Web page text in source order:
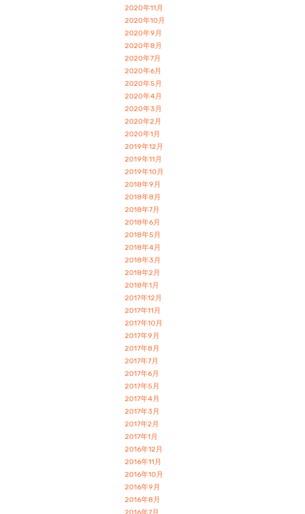
2020年11月
2020年10月
2020年9月
2020年8月
2020年7月
2020年6月
2020年5月
2020年4月
2020年3月
2020年2月
2020年1月
2019年12月
2019年11月
2019年10月
2018年9月
2018年8月
2018年7月
2018年6月
2018年5月
2018年4月
2018年3月
2018年2月
2018年1月
2017年12月
2017年11月
2017年10月
2017年9月
2017年8月
2017年7月
2017年6月
2017年5月
2017年4月
2017年3月
2017年2月
2017年1月
2016年12月
2016年11月
2016年10月
2016年9月
2016年8月
2016年7月